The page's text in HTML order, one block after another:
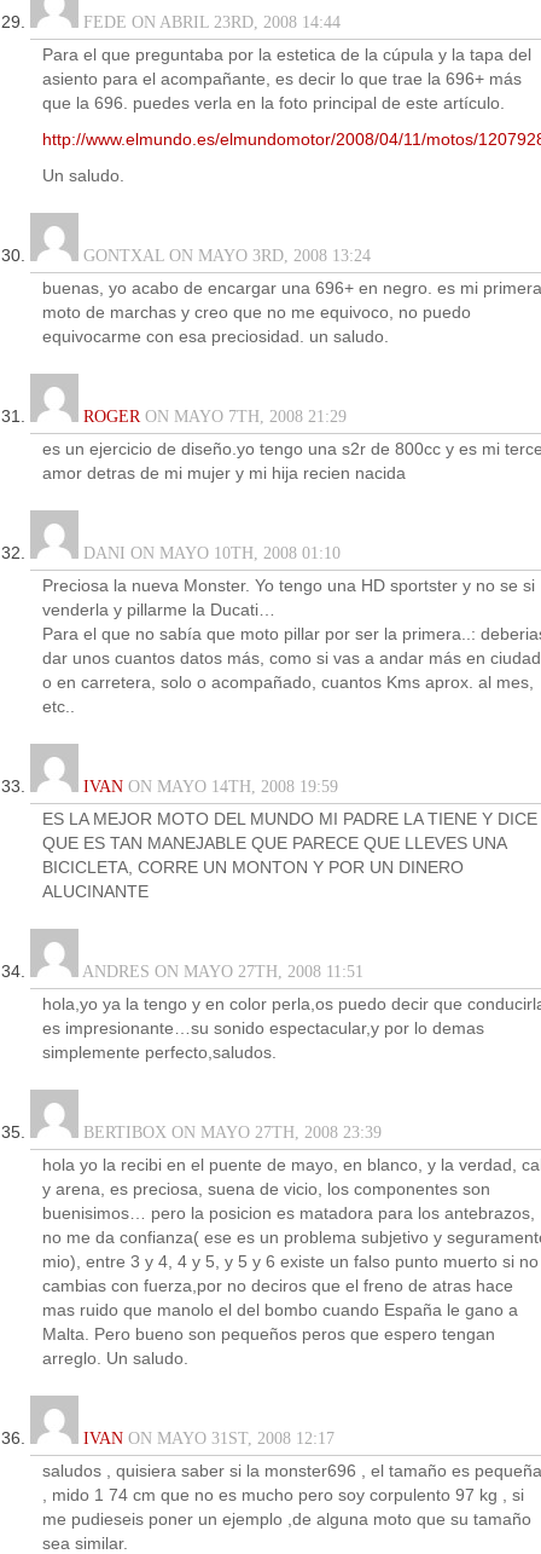
FEDE ON ABRIL 23RD, 2008 14:44
Para el que preguntaba por la estetica de la cúpula y la tapa del
asiento para el acompañante, es decir lo que trae la 696+ más
que la 696. puedes verla en la foto principal de este artículo.
http://www.elmundo.es/elmundomotor/2008/04/11/motos/
Un saludo.
GONTXAL ON MAYO 3RD, 2008 13:24
buenas, yo acabo de encargar una 696+ en negro. es mi primera
moto de marchas y creo que no me equivoco, no puedo
equivocarme con esa preciosidad. un saludo.
ROGERON MAYO 7TH, 2008 21:29
es un ejercicio de diseño.yo tengo una s2r de 800cc y es mi
amor detras de mi mujer y mi hija recien nacida
DANI ON MAYO 10TH, 2008 01:10
Preciosa la nueva Monster. Yo tengo una HD sportster y no se si
venderla y pillarme la Ducati…
Para el que no sabía que moto pillar por ser la primera..:
dar unos cuantos datos más, como si vas a andar más en ciudad
o en carretera, solo o acompañado, cuantos Kms aprox. al mes,
etc..
IVAN ON MAYO 14TH, 2008 19:59
ES LA MEJOR MOTO DEL MUNDO MI PADRE LA TIENE Y DICE
QUE ES TAN MANEJABLE QUE PARECE QUE LLEVES UNA
BICICLETA, CORRE UN MONTON Y POR UN DINERO
ALUCINANTE
ANDRES ON MAYO 27TH, 2008 11:51
hola,yo ya la tengo y en color perla,os puedo decir que
es impresionante…su sonido espectacular,y por lo demas
simplemente perfecto,saludos.
BERTIBOX ON MAYO 27TH, 2008 23:39
hola yo la recibi en el puente de mayo, en blanco, y la verdad,
y arena, es preciosa, suena de vicio, los componentes son
buenisimos… pero la posicion es matadora para los antebrazos,
no me da confianza( ese es un problema subjetivo y
mio), entre 3 y 4, 4 y 5, y 5 y 6 existe un falso punto muerto si no
cambias con fuerza,por no deciros que el freno de atras hace
mas ruido que manolo el del bombo cuando España le gano a
Malta. Pero bueno son pequeños peros que espero tengan
arreglo. Un saludo.
IVAN ON MAYO 31ST, 2008 12:17
saludos , quisiera saber si la monster696 , el tamaño es pequeña
, mido 1 74 cm que no es mucho pero soy corpulento 97 kg , si
me pudieseis poner un ejemplo ,de alguna moto que su tamaño
sea similar.